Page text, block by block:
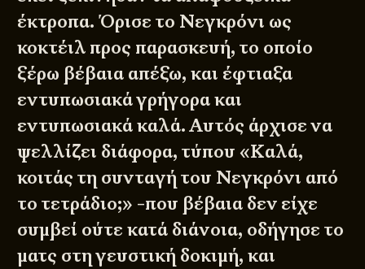
έκτροπα. Όρισε το Νεγκρόνι ως
κοκτέιλ προς παρασκευή, το οποίο
ξέρω βέβαια απέξω, και έφτιαξα
εντυπωσιακά γρήγορα και
εντυπωσιακά καλά. Αυτός άρχισε να
ψελλίζει διάφορα, τύπου «Καλά,
κοιτάς τη συνταγή του Νεγκρόνι από
το τετράδιο;» -που βέβαια δεν είχε
συμβεί ούτε κατά διάνοια, οδήγησε το
ματς στη γευστική δοκιμή, και